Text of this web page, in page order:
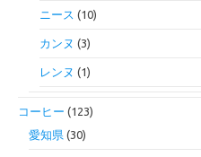
ニース (10)
カンヌ (3)
レンヌ (1)
コーヒー (123)
愛知県 (30)